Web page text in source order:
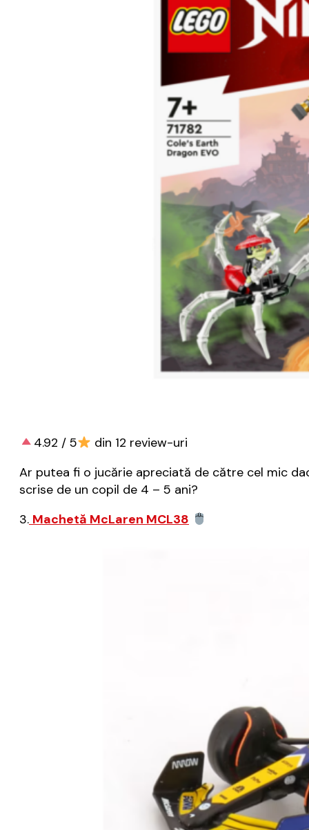
4.92 / 5
din 12 review-uri
Ar putea fi o jucărie apreciată de către cel mic
scrise de un copil de 4 – 5 ani?
3. Machetă McLaren MCL38